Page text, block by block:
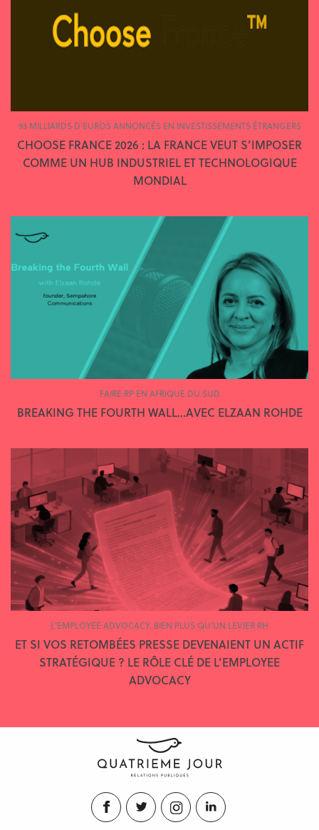
93 MILLIARDS D’EUROS ANNONCÉS EN INVESTISSEMENTS ÉTRANGERS
CHOOSE FRANCE 2026 : LA FRANCE VEUT S’IMPOSER
COMME UN HUB INDUSTRIEL ET TECHNOLOGIQUE
MONDIAL
FAIRE RP EN AFRIQUE DU SUD
BREAKING THE FOURTH WALL…AVEC ELZAAN ROHDE
L’EMPLOYEE ADVOCACY, BIEN PLUS QU’UN LEVIER RH
ET SI VOS RETOMBÉES PRESSE DEVENAIENT UN ACTIF
STRATÉGIQUE ? LE RÔLE CLÉ DE L’EMPLOYEE
ADVOCACY
FacebookTwitter Instagram